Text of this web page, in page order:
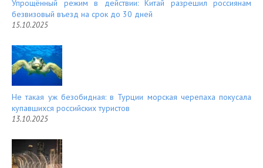
Упрощённый режим в действии: Китай разрешил россиянам
безвизовый въезд на срок до 30 дней
15.10.2025
Не такая уж безобидная: в Турции морская черепаха покусала
купавшихся российских туристов
13.10.2025